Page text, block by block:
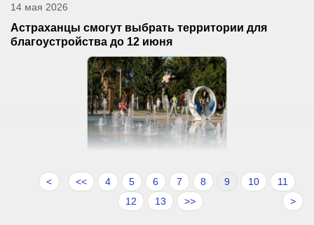
14 мая 2026
Астраханцы смогут выбрать территории для
благоустройства до 12 июня
<<
< 4 5 6 7 8 9 10
11
12
13 >
>>